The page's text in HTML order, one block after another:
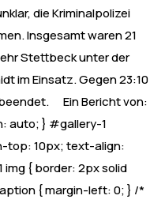
die Kriminalpolizei
Insgesamt waren 21
Stettbeck unter der
im Einsatz. Gegen 23:10
Ein Bericht von:
auto; } #gallery-1
top: 10px; text-align:
{ border: 2px solid
{ margin-left: 0; } /*